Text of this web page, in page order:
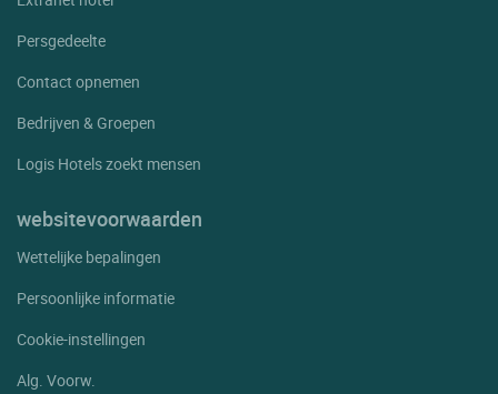
Persgedeelte
Contact opnemen
Bedrijven & Groepen
Logis Hotels zoekt mensen
websitevoorwaarden
Wettelijke bepalingen
Persoonlijke informatie
Cookie-instellingen
Alg. Voorw.